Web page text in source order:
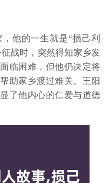
他的一生就是“损己利
战时，突然得知家乡发
临困难，但他仍决定将
助家乡渡过难关。王阳
了他内心的仁爱与道德